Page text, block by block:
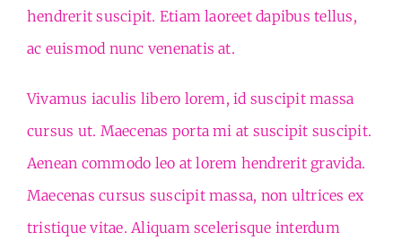
hendrerit suscipit. Etiam laoreet dapibus tellus,
ac euismod nunc venenatis at.
Vivamus iaculis libero lorem, id suscipit massa
cursus ut. Maecenas porta mi at suscipit suscipit.
Aenean commodo leo at lorem hendrerit gravida.
Maecenas cursus suscipit massa, non ultrices ex
tristique vitae. Aliquam scelerisque interdum